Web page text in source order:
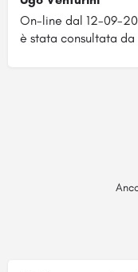
On-line dal 12-09-
è stata consultata